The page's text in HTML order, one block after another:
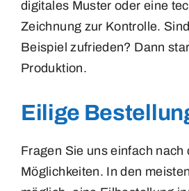
digitales Muster oder eine
Zeichnung zur Kontrolle.
Beispiel zufrieden? Dann
Produktion.
Eilige
Fragen Sie uns einfach nach
Möglichkeiten. In den